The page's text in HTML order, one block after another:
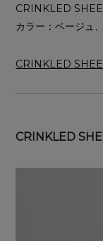
CRINKLED
カラー：ベージュ
CRINKLED
CRINKLED